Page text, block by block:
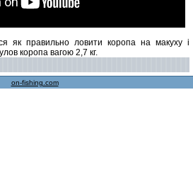
як правильно ловити коропа на макуху і
коропа вагою 2,7 кг.
on-fishing.com